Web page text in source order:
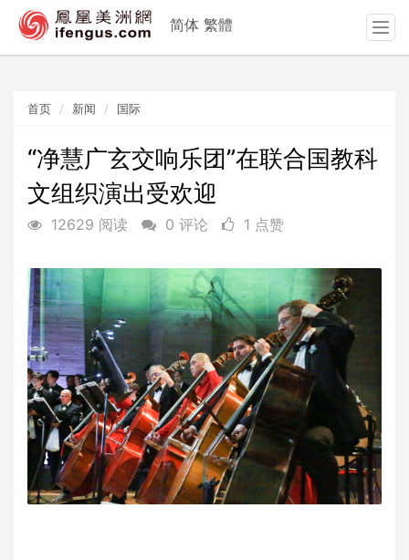
首页 新闻 国际
“净慧广玄交响乐团”在联合国教科
文组织演出受欢迎
12629 阅读 0 评论 1 点赞
简体 繁體
T
o
n
a
t